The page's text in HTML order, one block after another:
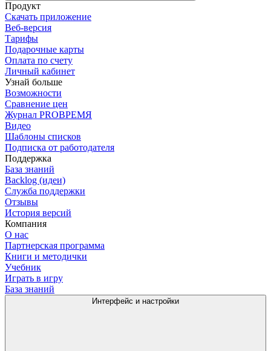
Продукт
Скачать приложение
Веб-версия
Тарифы
Подарочные карты
Оплата по счету
Личный кабинет
Узнай больше
Возможности
Сравнение цен
Журнал PROВРЕМЯ
Видео
Шаблоны списков
Подписка от работодателя
Поддержка
База знаний
Backlog (идеи)
Служба поддержки
Отзывы
История версий
Компания
О нас
Партнерская программа
Книги и методички
Учебник
Играть в игру
База знаний
Интерфейс и настройки